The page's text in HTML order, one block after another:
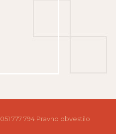
051 777 794 Pravno obvestilo